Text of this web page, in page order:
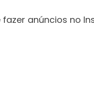
anúncios no